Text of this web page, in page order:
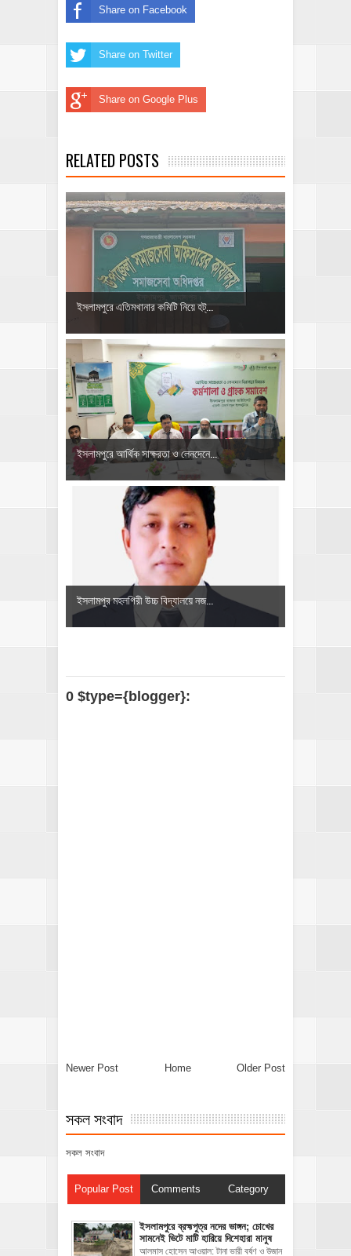
Share on Facebook
Share on Twitter
Share on Google Plus
RELATED POSTS
‎ইসলামপুরে এতিমখানার কমিটি নিয়ে হট্...
ইসলামপুরে আর্থিক সাক্ষরতা ও লেনদেনে...
​ইসলামপুর মহলগিরী উচ্চ বিদ্যালয়ে নজ...
0 $type={blogger}:
Newer Post Older Post
Home
সকল সংবাদ
সকল সংবাদ
Popular Post Comments Category
ইসলামপুরে ব্রহ্মপুত্র নদের ভাঙ্গন; চোখের
সামনেই ভিটে মাটি হারিয়ে দিশেহারা মানুষ
আলমাস হোসেন আওয়াল: টানা ভারী বর্ষণ ও উজান